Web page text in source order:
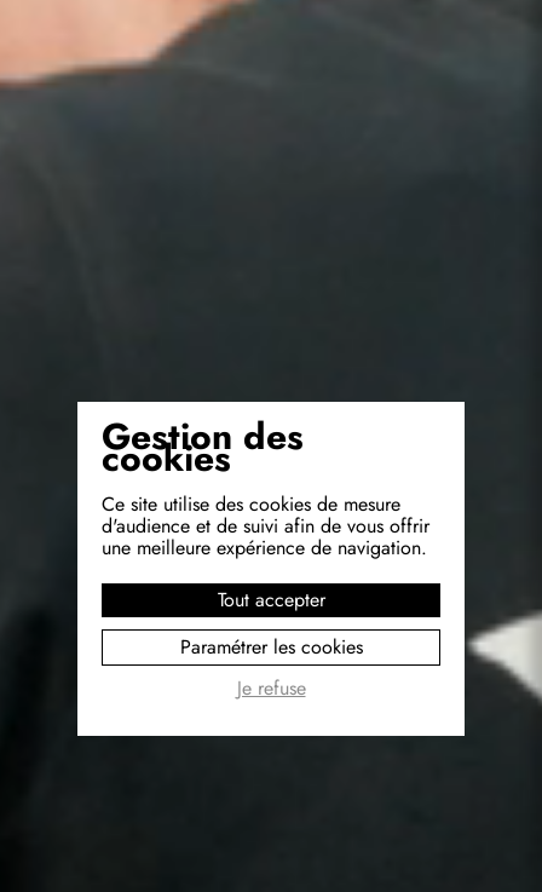
Gestion des
cookies
Ce site utilise des cookies de mesure
d'audience et de suivi afin de vous offrir
une meilleure expérience de navigation.
Tout accepter
Paramétrer les cookies
Je refuse